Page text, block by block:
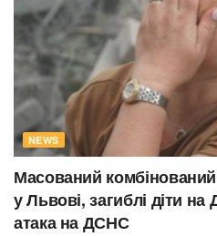
NEWS
Масований
у Львові, загиблі діти
атака на ДСНС